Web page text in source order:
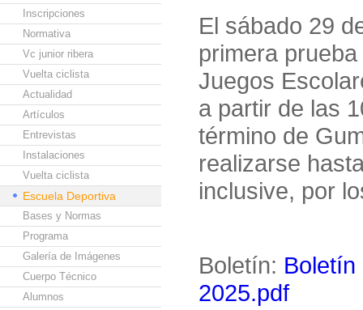
Inscripciones
Normativa
Vc junior ribera
Vuelta ciclista
Actualidad
Artículos
Entrevistas
Instalaciones
Vuelta ciclista
Escuela Deportiva
Bases y Normas
Programa
Galería de Imágenes
Cuerpo Técnico
Alumnos
El sábado 29
primera
Juegos
a partir de las
término de
realizarse
inclusive, por
Boletín: Boletín
2025.pdf